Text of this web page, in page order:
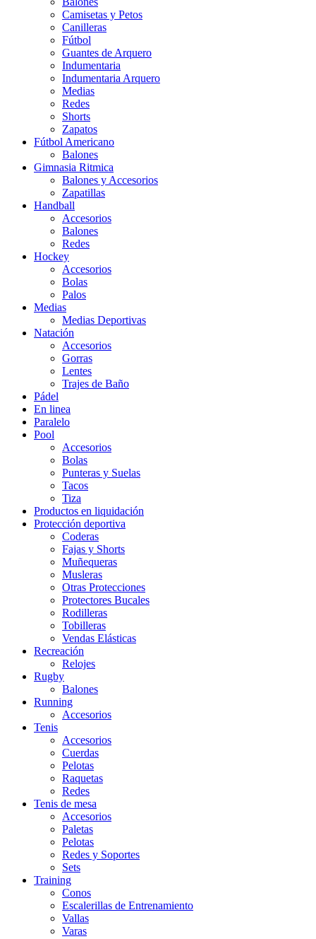
Camisetas y Petos
Canilleras
Fútbol
Guantes de Arquero
Indumentaria
Indumentaria Arquero
Medias
Redes
Shorts
Zapatos
Fútbol Americano
Balones
Gimnasia Ritmica
Balones y Accesorios
Zapatillas
Handball
Accesorios
Balones
Redes
Hockey
Accesorios
Bolas
Palos
Medias
Medias Deportivas
Natación
Accesorios
Gorras
Lentes
Trajes de Baño
Pádel
En linea
Paralelo
Pool
Accesorios
Bolas
Punteras y Suelas
Tacos
Tiza
Productos en liquidación
Protección deportiva
Coderas
Fajas y Shorts
Muñequeras
Musleras
Otras Protecciones
Protectores Bucales
Rodilleras
Tobilleras
Vendas Elásticas
Recreación
Relojes
Rugby
Balones
Running
Accesorios
Tenis
Accesorios
Cuerdas
Pelotas
Raquetas
Redes
Tenis de mesa
Accesorios
Paletas
Pelotas
Redes y Soportes
Sets
Training
Conos
Escalerillas de Entrenamiento
Vallas
Varas